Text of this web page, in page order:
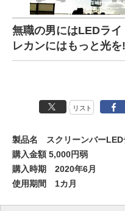
無職の男にはLEDラ
レカンにはもっと光
リスト
製品名 スクリーンバーLED
購入金額 5,000円弱
購入時期 2020年6月
使用期間 1カ月